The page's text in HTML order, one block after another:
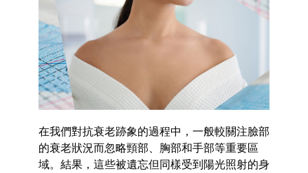
在我們對抗衰老跡象的過程中，一般較關注臉部
的衰老狀況而忽略頸部、胸部和手部等重要區
域。結果，這些被遺忘但同樣受到陽光照射的身